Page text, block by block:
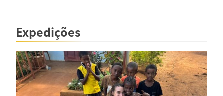
Expedições